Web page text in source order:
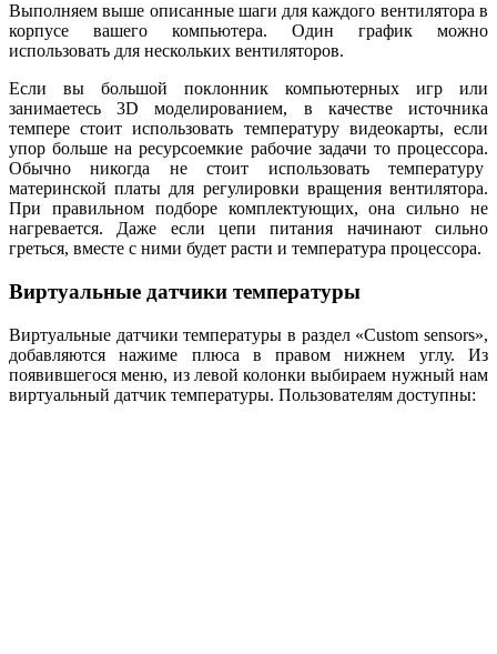
Выполняем выше описанные шаги для каждого вентилятора в
корпусе вашего компьютера. Один график можно
использовать для нескольких вентиляторов.
Если вы большой поклонник компьютерных игр или
занимаетесь 3D моделированием, в качестве источника
темпере стоит использовать температуру видеокарты, если
упор больше на ресурсоемкие рабочие задачи то процессора.
Обычно никогда не стоит использовать температуру
материнской платы для регулировки вращения вентилятора.
При правильном подборе комплектующих, она сильно не
нагревается. Даже если цепи питания начинают сильно
греться, вместе с ними будет расти и температура процессора.
Виртуальные датчики температуры
Виртуальные датчики температуры в раздел «Custom sensors»,
добавляются нажиме плюса в правом нижнем углу. Из
появившегося меню, из левой колонки выбираем нужный нам
виртуальный датчик температуры. Пользователям доступны: